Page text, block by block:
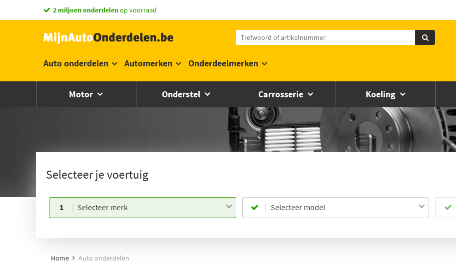
2 miljoen onderdelenop voorraad
Auto onderdelen Automerken Onderdeelmerken
Motor Onderstel Carrosserie Koeling
Selecteer je voertuig
1 Selecteer merk Selecteer model
Home Auto onderdelen